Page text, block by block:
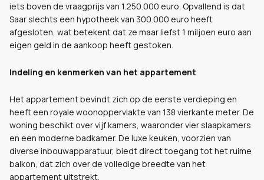
iets boven de vraagprijs van 1.250.000 euro. Opvallend is dat
Saar slechts een hypotheek van 300.000 euro heeft
afgesloten, wat betekent dat ze maar liefst 1 miljoen euro aan
eigen geld in de aankoop heeft gestoken.
Indeling en kenmerken van het appartement
Het appartement bevindt zich op de eerste verdieping en
heeft een royale woonoppervlakte van 138 vierkante meter. De
woning beschikt over vijf kamers, waaronder vier slaapkamers
en een moderne badkamer. De luxe keuken, voorzien van
diverse inbouwapparatuur, biedt direct toegang tot het ruime
balkon, dat zich over de volledige breedte van het
appartement uitstrekt.